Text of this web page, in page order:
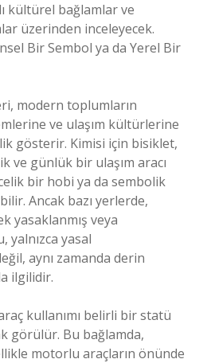
kültürel bağlamlar ve
üzerinden inceleyecek.
Bir Sembol ya da Yerel Bir
modern toplumların
ve ulaşım kültürlerine
gösterir. Kimisi için bisiklet,
ve günlük bir ulaşım aracı
bir hobi ya da sembolik
Ancak bazı yerlerde,
yasaklanmış veya
yalnızca yasal
aynı zamanda derin
ilgilidir.
kullanımı belirli bir statü
görülür. Bu bağlamda,
motorlu araçların önünde